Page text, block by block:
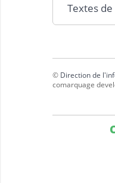
Textes
© Direction de
comarquage